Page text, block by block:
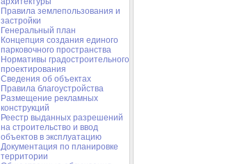
Правила землепользования и
застройки
Генеральный план
Концепция создания единого
парковочного пространства
Нормативы градостроительного
проектирования
Сведения об объектах
Правила благоустройства
Размещение рекламных
конструкций
Реестр выданных разрешений
на строительство и ввод
объектов в эксплуатацию
Документация по планировке
территории